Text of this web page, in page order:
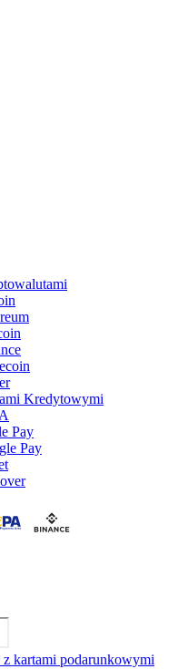
Kredytowymi
Pay
Pay
z kartami podarunkowymi